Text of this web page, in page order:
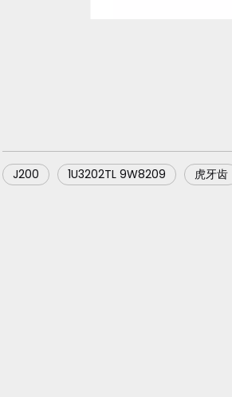
J200 1U3202TL 9W8209 虎牙齿